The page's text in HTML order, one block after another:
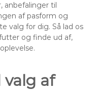
anbefalinger til
af pasform og
valg for dig. Så lad os
og finde ud af,
valg af